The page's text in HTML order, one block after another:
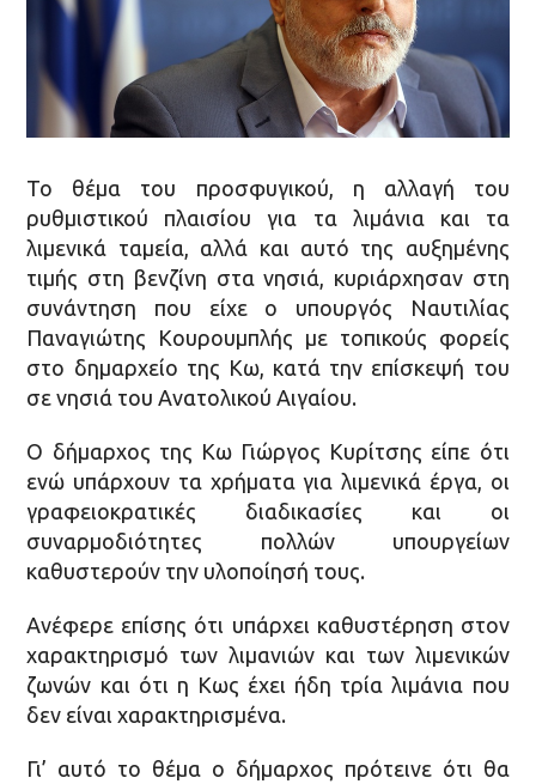
Το θέμα του προσφυγικού, η αλλαγή του
ρυθμιστικού πλαισίου για τα λιμάνια και τα
λιμενικά ταμεία, αλλά και αυτό της αυξημένης
τιμής στη βενζίνη στα νησιά, κυριάρχησαν στη
συνάντηση που είχε ο υπουργός Ναυτιλίας
Παναγιώτης Κουρουμπλής με τοπικούς φορείς
στο δημαρχείο της Κω, κατά την επίσκεψή του
σε νησιά του Ανατολικού Αιγαίου.
Ο δήμαρχος της Κω Γιώργος Κυρίτσης είπε ότι
ενώ υπάρχουν τα χρήματα για λιμενικά έργα, οι
γραφειοκρατικές διαδικασίες και οι
συναρμοδιότητες πολλών υπουργείων
καθυστερούν την υλοποίησή τους.
Ανέφερε επίσης ότι υπάρχει καθυστέρηση στον
χαρακτηρισμό των λιμανιών και των λιμενικών
ζωνών και ότι η Κως έχει ήδη τρία λιμάνια που
δεν είναι χαρακτηρισμένα.
Γι’ αυτό το θέμα ο δήμαρχος πρότεινε ότι θα